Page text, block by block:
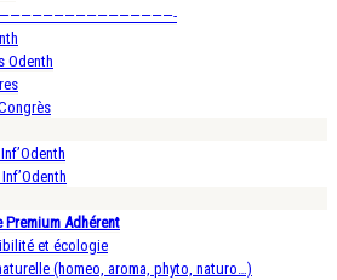
Odenth
Premium Adhérent
et écologie
(homeo, aroma, phyto, naturo…)